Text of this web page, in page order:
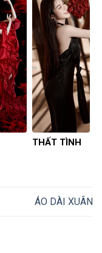
THẤT TÌNH
ÁO DÀI XUÂN